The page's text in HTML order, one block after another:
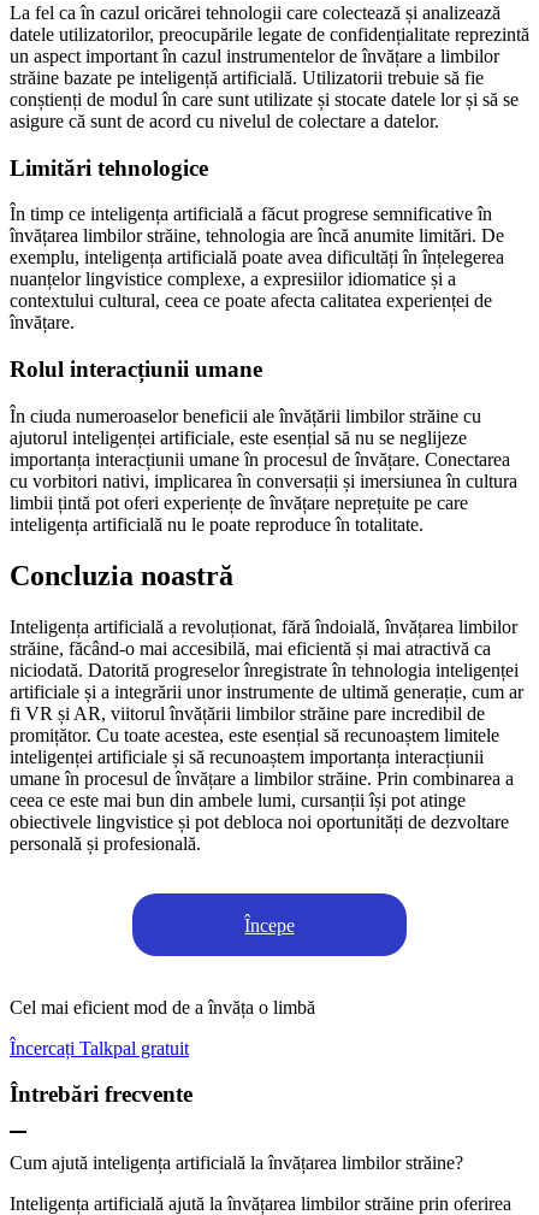
La fel ca în cazul oricărei tehnologii care colectează și analizează
datele utilizatorilor, preocupările legate de confidențialitate reprezintă
un aspect important în cazul instrumentelor de învățare a limbilor
străine bazate pe inteligență artificială. Utilizatorii trebuie să fie
conștienți de modul în care sunt utilizate și stocate datele lor și să se
asigure că sunt de acord cu nivelul de colectare a datelor.
Limitări tehnologice
În timp ce inteligența artificială a făcut progrese semnificative în
învățarea limbilor străine, tehnologia are încă anumite limitări. De
exemplu, inteligența artificială poate avea dificultăți în înțelegerea
nuanțelor lingvistice complexe, a expresiilor idiomatice și a
contextului cultural, ceea ce poate afecta calitatea experienței de
învățare.
Rolul interacțiunii umane
În ciuda numeroaselor beneficii ale învățării limbilor străine cu
ajutorul inteligenței artificiale, este esențial să nu se neglijeze
importanța interacțiunii umane în procesul de învățare. Conectarea
cu vorbitori nativi, implicarea în conversații și imersiunea în cultura
limbii țintă pot oferi experiențe de învățare neprețuite pe care
inteligența artificială nu le poate reproduce în totalitate.
Concluzia noastră
Inteligența artificială a revoluționat, fără îndoială, învățarea limbilor
străine, făcând-o mai accesibilă, mai eficientă și mai atractivă ca
niciodată. Datorită progreselor înregistrate în tehnologia inteligenței
artificiale și a integrării unor instrumente de ultimă generație, cum ar
fi VR și AR, viitorul învățării limbilor străine pare incredibil de
promițător. Cu toate acestea, este esențial să recunoaștem limitele
inteligenței artificiale și să recunoaștem importanța interacțiunii
umane în procesul de învățare a limbilor străine. Prin combinarea a
ceea ce este mai bun din ambele lumi, cursanții își pot atinge
obiectivele lingvistice și pot debloca noi oportunități de dezvoltare
personală și profesională.
Începe
Cel mai eficient mod de a învăța o limbă
Încercați Talkpal gratuit
Întrebări frecvente
Cum ajută inteligența artificială la învățarea limbilor străine?
Inteligența artificială ajută la învățarea limbilor străine prin oferirea